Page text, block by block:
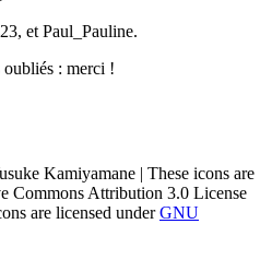
et Paul_Pauline.
oubliés : merci !
Kamiyamane | These icons are
Commons Attribution 3.0 License
are licensed underGNU